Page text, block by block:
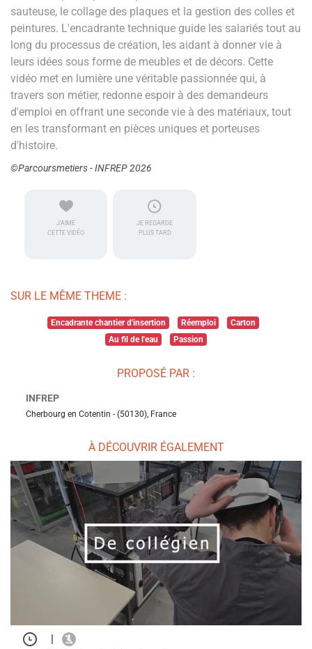
sauteuse, le collage des plaques et la gestion des colles et
peintures. L'encadrante technique guide les salariés tout au
long du processus de création, les aidant à donner vie à
leurs idées sous forme de meubles et de décors. Cette
vidéo met en lumière une véritable passionnée qui, à
travers son métier, redonne espoir à des demandeurs
d'emploi en offrant une seconde vie à des matériaux, tout
en les transformant en pièces uniques et porteuses
d'histoire.
©Parcoursmetiers - INFREP 2026
J'AIME
CETTE VIDÉO
JE REGARDE
PLUS TARD
SUR LE MÊME THEME :
Encadrante chantier d'insertion Réemploi
Carton
Au fil de l'eau
Passion
PROPOSÉ PAR :
INFREP
Cherbourg en Cotentin - (50130), France
À DÉCOUVRIR ÉGALEMENT
|